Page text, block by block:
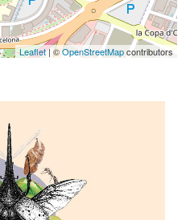
Leaflet| ©OpenStreetMapcontributors